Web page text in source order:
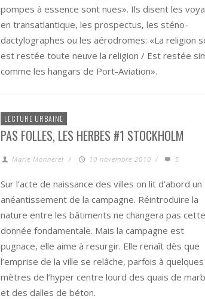
pompes à essence sont nues». Ils disent les
en transatlantique, les prospectus, les sténo-
dactylographes ou les aérodromes: «La religion
est restée toute neuve la religion / Est restée
comme les hangars de Port-Aviation».
LECTURE URBAINE
PAS FOLLES, LES HERBES #1 STOCKHOLM
Marie Monneret / 10 novembre 2010 / 5
Sur l’acte de naissance des villes on lit d’abord un
anéantissement de la campagne. Réintroduire la
nature entre les bâtiments ne changera pas cette
donnée fondamentale. Mais la campagne est
pugnace, elle aime à resurgir. Elle renaît dès que
l’emprise de la ville se relâche, parfois à quelques
mètres de l’hyper centre lourd des quais de
et des dalles de béton.